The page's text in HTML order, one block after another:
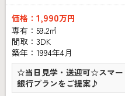
価格： 1,990万円
専有：59.2㎡
間取：3DK
築年：1994年4月
☆当日見学・送迎可☆スマ
銀行プランをご提案♪